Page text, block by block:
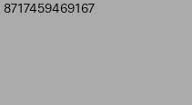
8717459469167